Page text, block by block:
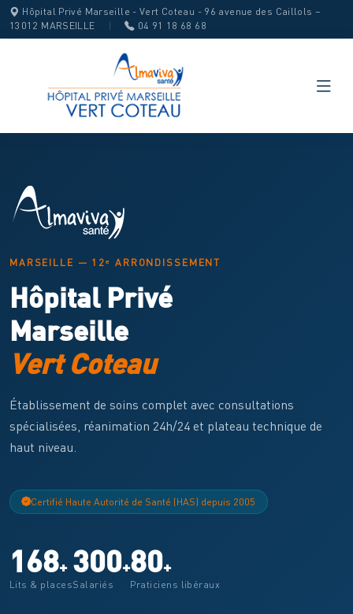
Hôpital Privé Marseille - Vert Coteau - 96 avenue des Caillols –
13012 MARSEILLE
04 91 18 68 68
MARSEILLE — 12ᵉ ARRONDISSEMENT
Hôpital Privé
Marseille
Vert Coteau
Établissement de soins complet avec consultations
spécialisées, réanimation 24h/24 et plateau technique de
haut niveau.
Certifié Haute Autorité de Santé (HAS) depuis 2005
168+
Lits & places
300+
Salariés
80+
Praticiens libéraux